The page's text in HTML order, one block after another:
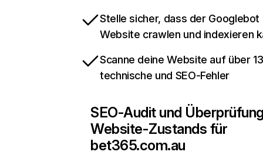
Stelle sicher, dass der Googlebot
Website crawlen und indexieren
Scanne deine Website auf über
technische und SEO-Fehler
SEO-Audit und
Website-Zustands für
bet365.com.au